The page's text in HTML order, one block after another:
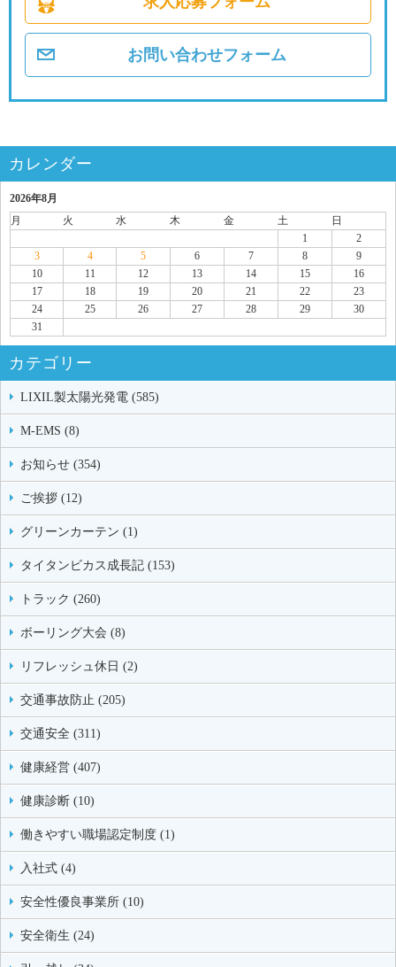
お問い合わせフォーム
カレンダー
2026年8月
月
火 水 木 金 土
日
1
2
3
4 5 6 7 8
9
10
11 12 13 14 15
16
17
18 19 20 21 22
23
24
25 26 27 28 29
30
31
カテゴリー
LIXIL製太陽光発電 (585)
M-EMS (8)
お知らせ (354)
ご挨拶 (12)
グリーンカーテン (1)
タイタンビカス成長記 (153)
トラック (260)
ボーリング大会 (8)
リフレッシュ休日 (2)
交通事故防止 (205)
交通安全 (311)
健康経営 (407)
健康診断 (10)
働きやすい職場認定制度 (1)
入社式 (4)
安全性優良事業所 (10)
安全衛生 (24)